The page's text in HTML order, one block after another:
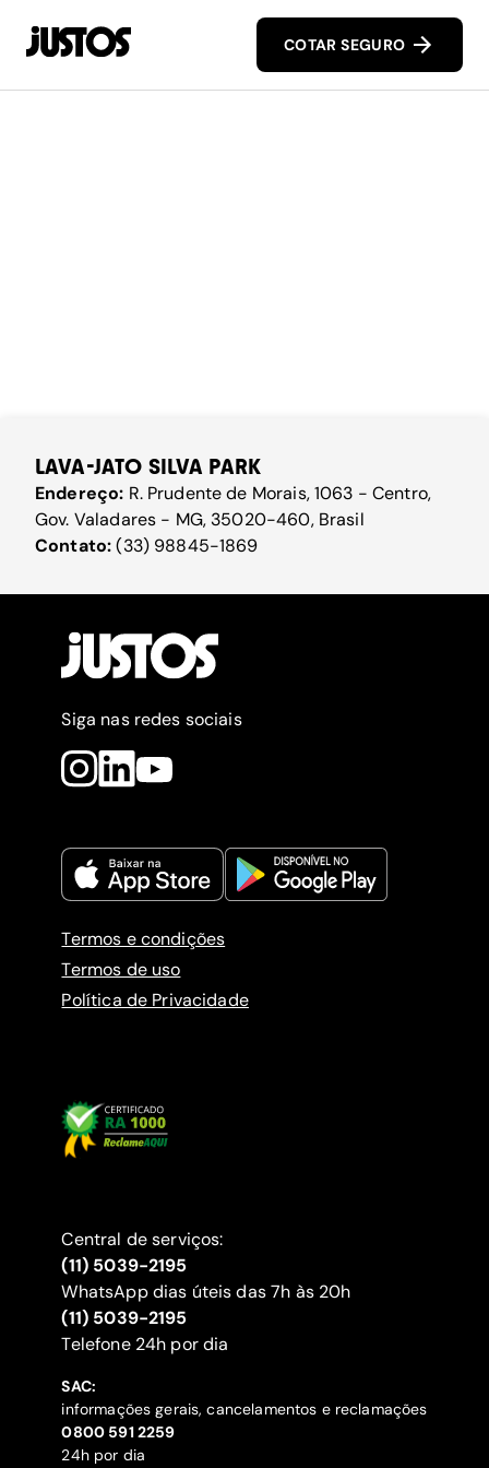
COTAR SEGURO
LAVA-JATO SILVA PARK
Endereço: R. Prudente de Morais, 1063 - Centro,
Gov. Valadares - MG, 35020-460, Brasil
Contato:(33) 98845-1869
Siga nas redes sociais
Termos e condições
Termos de uso
Política de Privacidade
Central de serviços:
(11) 5039-2195
WhatsApp dias úteis das 7h às 20h
(11) 5039-2195
‍Telefone 24h por dia
SAC:
informações gerais, cancelamentos e reclamações
‍0800 591 2259
24h por dia